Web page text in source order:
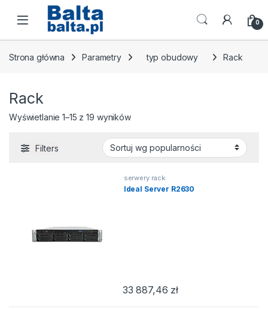
Skip to navigation
Skip to content
Open 0
Strona główna Parametry typ obudowy Rack
Rack
Wyświetlanie 1–15 z 19 wynikówPosortowane według popularności
Filters
serwery rack
Ideal Server R2630
33 887,46 zł